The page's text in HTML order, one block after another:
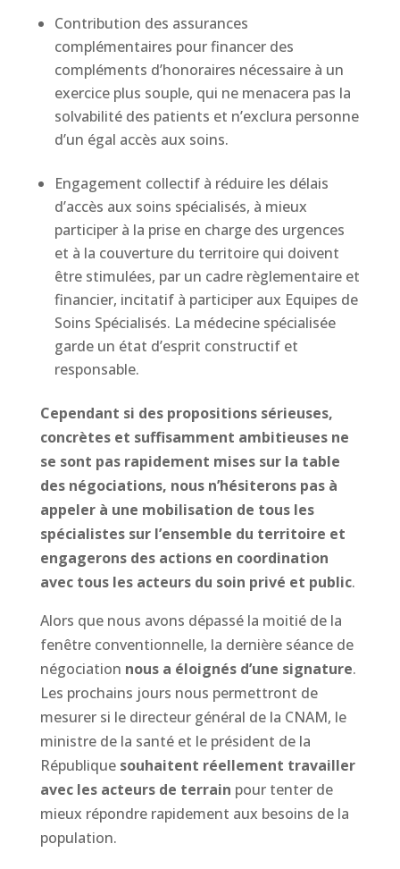
Contribution des assurances
complémentaires pour financer des
compléments d’honoraires nécessaire à un
exercice plus souple, qui ne menacera pas la
solvabilité des patients et n’exclura personne
d’un égal accès aux soins.
Engagement collectif à réduire les délais
d’accès aux soins spécialisés, à mieux
participer à la prise en charge des urgences
et à la couverture du territoire qui doivent
être stimulées, par un cadre règlementaire et
financier, incitatif à participer aux Equipes de
Soins Spécialisés. La médecine spécialisée
garde un état d’esprit constructif et
responsable.
Cependant si des propositions sérieuses,
concrètes et suffisamment ambitieuses ne
se sont pas rapidement mises sur la table
des négociations, nous n’hésiterons pas à
appeler à une mobilisation de tous les
spécialistes sur l’ensemble du territoire et
engagerons des actions en coordination
avec tous les acteurs du soin privé et public.
Alors que nous avons dépassé la moitié de la
fenêtre conventionnelle, la dernière séance de
négociation nous a éloignés d’une signature.
Les prochains jours nous permettront de
mesurer si le directeur général de la CNAM, le
ministre de la santé et le président de la
République souhaitent réellement travailler
avec les acteurs de terrain pour tenter de
mieux répondre rapidement aux besoins de la
population.